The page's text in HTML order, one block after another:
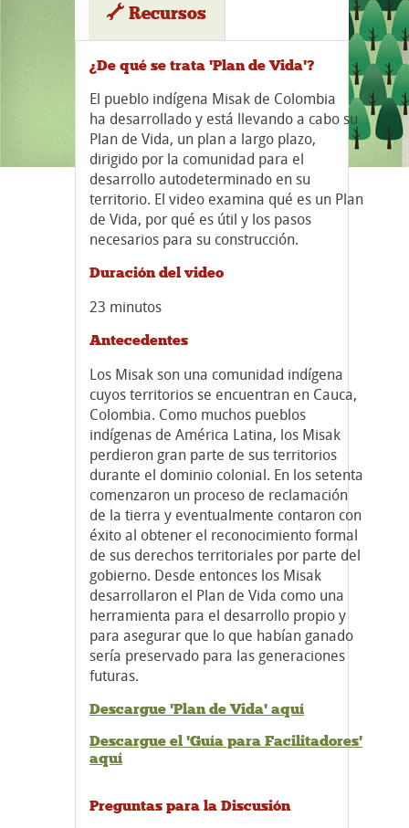
Recursos
¿De qué se trata 'Plan de Vida'?
El pueblo indígena Misak de Colombia
ha desarrollado y está llevando a cabo su
Plan de Vida, un plan a largo plazo,
dirigido por la comunidad para el
desarrollo autodeterminado en su
territorio. El video examina qué es un Plan
de Vida, por qué es útil y los pasos
necesarios para su construcción.
Duración del video
23 minutos
Antecedentes
Los Misak son una comunidad indígena
cuyos territorios se encuentran en Cauca,
Colombia. Como muchos pueblos
indígenas de América Latina, los Misak
perdieron gran parte de sus territorios
durante el dominio colonial. En los setenta
comenzaron un proceso de reclamación
de la tierra y eventualmente contaron con
éxito al obtener el reconocimiento formal
de sus derechos territoriales por parte del
gobierno. Desde entonces los Misak
desarrollaron el Plan de Vida como una
herramienta para el desarrollo propio y
para asegurar que lo que habían ganado
sería preservado para las generaciones
futuras.
Descargue 'Plan de Vida' aquí
Descargue el 'Guía para Facilitadores'
aquí
Preguntas para la Discusión